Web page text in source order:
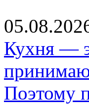
Кухня —
Поэтому